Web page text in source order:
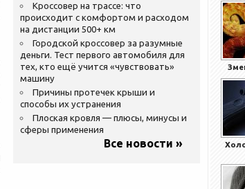
Кроссовер на трассе: что
происходит с комфортом и расходом
на дистанции 500+ км
Городской кроссовер за разумные
деньги. Тест первого автомобиля для
тех, кто ещё учится «чувствовать»
машину
Причины протечек крыши и
способы их устранения
Плоская кровля — плюсы, минусы и
сферы применения
Все новости »